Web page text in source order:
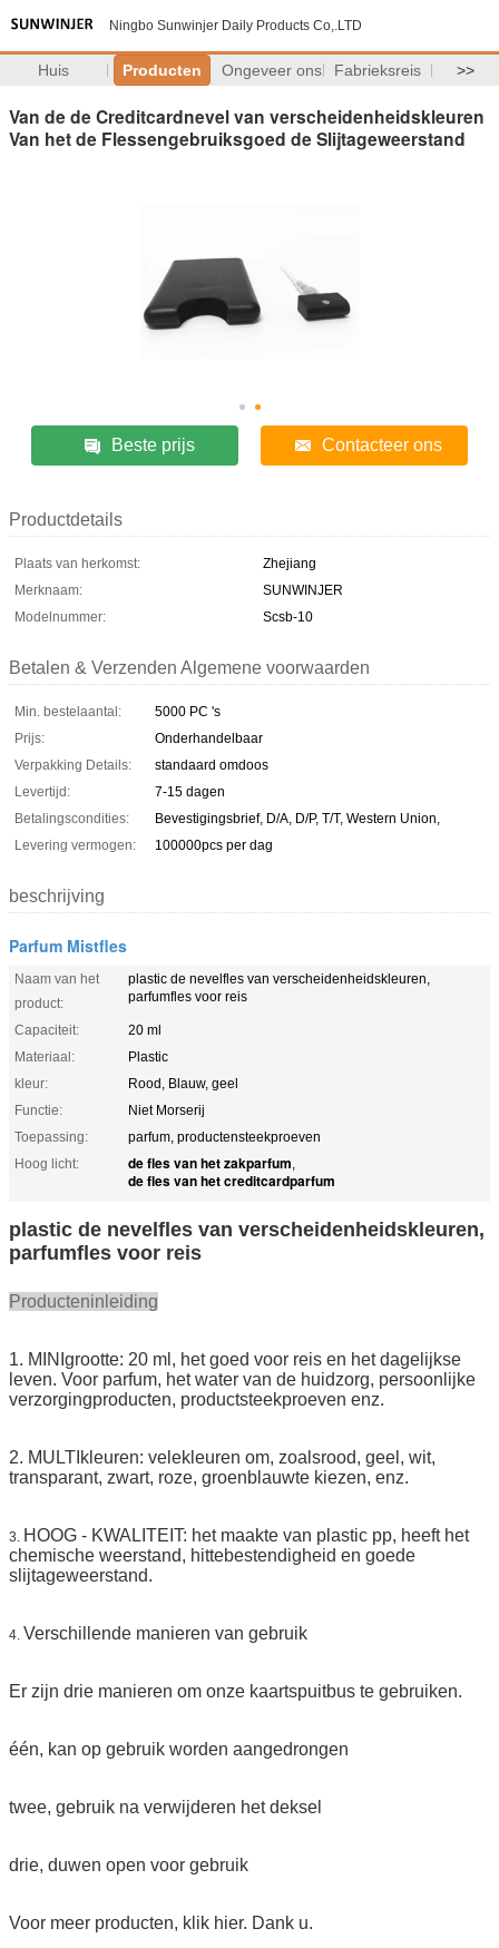
Ningbo Sunwinjer Daily Products Co,.LTD
Huis Producten Ongeveer ons Fabrieksreis >>
Van de de Creditcardnevel van verscheidenheidskleuren
Van het de Flessengebruiksgoed de Slijtageweerstand
Beste prijs Contacteer ons
Productdetails
Plaats van herkomst:
Zhejiang
Merknaam:
SUNWINJER
Modelnummer:
Scsb-10
Betalen & Verzenden Algemene voorwaarden
Min. bestelaantal:
5000 PC 's
Prijs:
Onderhandelbaar
Verpakking Details:
standaard omdoos
Levertijd:
7-15 dagen
Betalingscondities:
Bevestigingsbrief, D/A, D/P, T/T, Western Union,
Levering vermogen:
100000pcs per dag
beschrijving
Parfum Mistfles
Naam van het
product:
plastic de nevelfles van verscheidenheidskleuren,
parfumfles voor reis
Capaciteit:
20 ml
Materiaal:
Plastic
kleur:
Rood, Blauw, geel
Functie:
Niet Morserij
Toepassing:
parfum, productensteekproeven
Hoog licht:
de fles van het zakparfum,
de fles van het creditcardparfum
plastic de nevelfles van verscheidenheidskleuren,
parfumfles voor reis
Producteninleiding
1. MINIgrootte: 20 ml, het goed voor reis en het dagelijkse
leven. Voor parfum, het water van de huidzorg, persoonlijke
verzorgingproducten, productsteekproeven enz.
2. MULTIkleuren: velekleuren om, zoalsrood, geel, wit,
transparant, zwart, roze, groenblauwte kiezen, enz.
3. HOOG - KWALITEIT: het maakte van plastic pp, heeft het
chemische weerstand, hittebestendigheid en goede
slijtageweerstand.
4. Verschillende manieren van gebruik
Er zijn drie manieren om onze kaartspuitbus te gebruiken.
één, kan op gebruik worden aangedrongen
twee, gebruik na verwijderen het deksel
drie, duwen open voor gebruik
Voor meer producten, klik hier. Dank u.